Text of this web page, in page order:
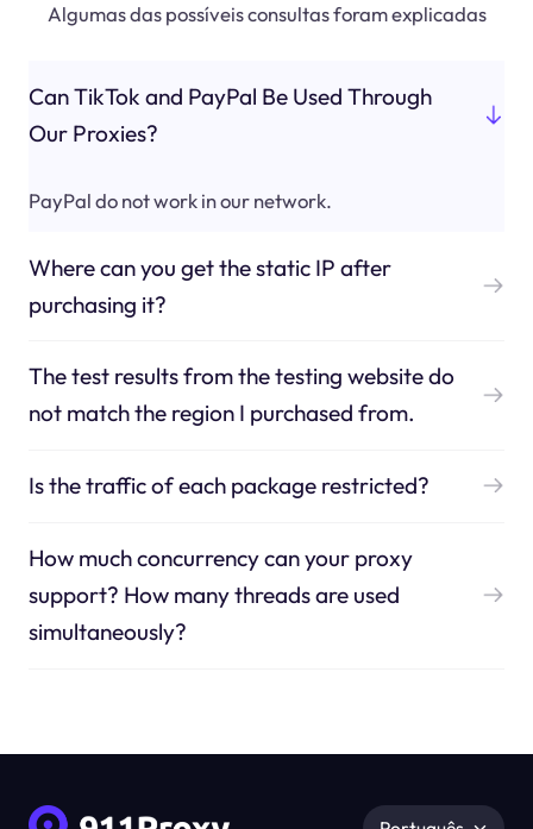
Algumas das possíveis consultas foram explicadas
Can TikTok and PayPal Be Used Through
Our Proxies?
PayPal do not work in our network.
Where can you get the static IP after
purchasing it?
The test results from the testing website do
not match the region I purchased from.
Is the traffic of each package restricted?
How much concurrency can your proxy
support? How many threads are used
simultaneously?